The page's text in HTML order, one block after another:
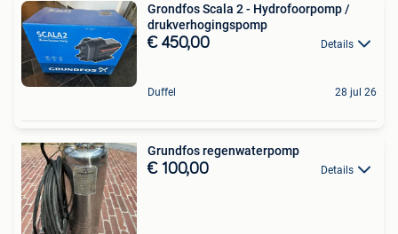
Grondfos Scala 2 - Hydrofoorpomp /
drukverhogingspomp
€ 450,00 Details
Duffel 28 jul 26
Grundfos regenwaterpomp
€ 100,00 Details